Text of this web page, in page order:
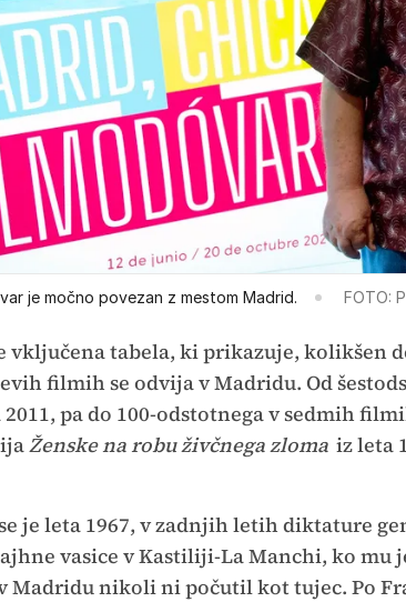
je močno povezan z mestom Madrid. FOTO:
vključena tabela, ki prikazuje, kolikšen
filmih se odvija v Madridu. Od
pa do 100-odstotnega v sedmih
Ženske na robu živčnega zloma iz leta
je leta 1967, v zadnjih letih diktature
vasice v Kastiliji-La Manchi, ko mu
Madridu nikoli ni počutil kot tujec. Po